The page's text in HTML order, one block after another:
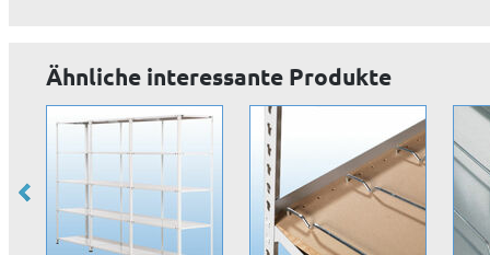
Ähnliche interessante Produkte